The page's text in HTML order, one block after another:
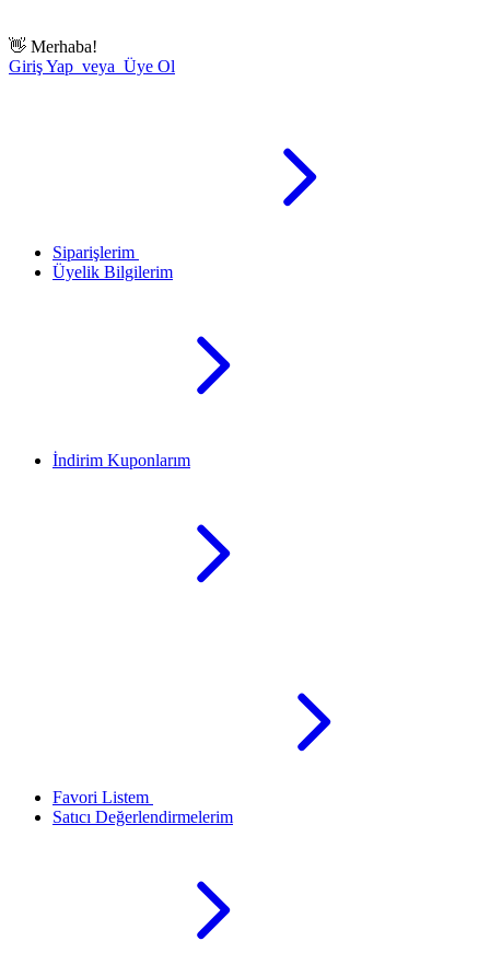
👋 Merhaba!
Giriş Yap veya Üye Ol
Siparişlerim
Üyelik Bilgilerim
İndirim Kuponlarım
Favori Listem
Satıcı Değerlendirmelerim